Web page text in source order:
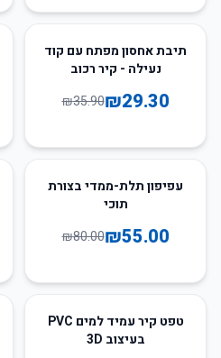
18%תיבת אחסון מפתח עם קוד
נעילה - קיר רכוב
₪29.30
₪35.90
31
עפיפון תלת-ממדי בצורת
תוכי
₪55.00
₪80.00
67
טפט קיר עמיד למים PVC
בעיצוב 3D